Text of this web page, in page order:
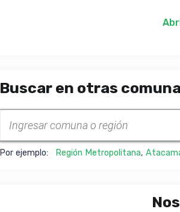
Buscar en otras
Por ejemplo: Región Metropolitana,